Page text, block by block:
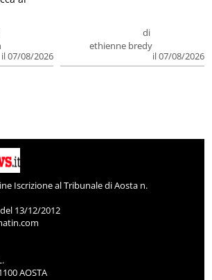
il 07/08/2026
di
ethienne bredy
il 07/08/2026
Iscrizione al Tribunale di Aosta n.
13/12/2012
AOSTA